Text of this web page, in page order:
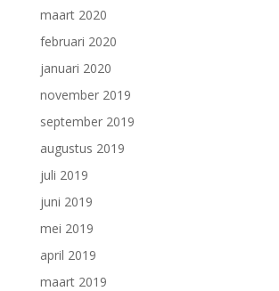
maart 2020
februari 2020
januari 2020
november 2019
september 2019
augustus 2019
juli 2019
juni 2019
mei 2019
april 2019
maart 2019